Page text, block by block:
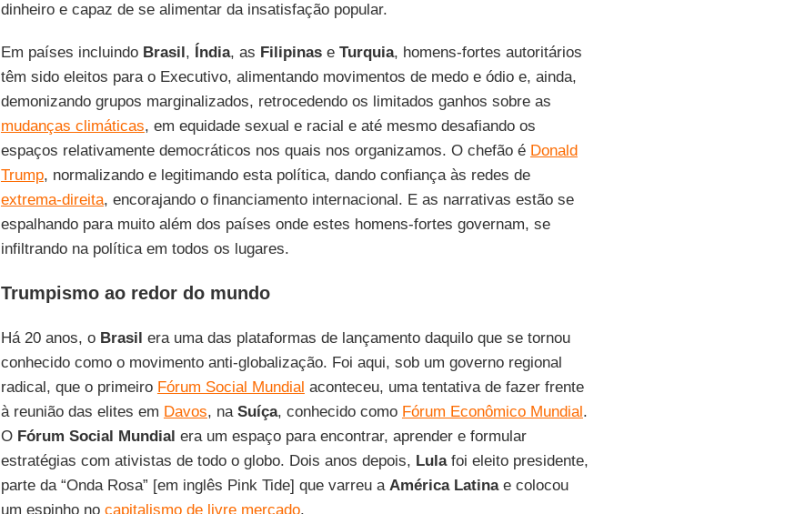
dinheiro e capaz de se alimentar da insatisfação popular.
Em países incluindo Brasil, Índia, as Filipinase Turquia, homens-fortes autoritários
têm sido eleitos para o Executivo, alimentando movimentos de medo e ódio e, ainda,
demonizando grupos marginalizados, retrocedendo os limitados ganhos sobre as
mudanças climáticas, em equidade sexual e racial e até mesmo desafiando os
espaços relativamente democráticos nos quais nos organizamos. O chefão é Donald
Trump, normalizando e legitimando esta política, dando confiança às redes de
extrema-direita, encorajando o financiamento internacional. E as narrativas estão se
espalhando para muito além dos países onde estes homens-fortes governam, se
infiltrando na política em todos os lugares.
Trumpismo ao redor do mundo
Há 20 anos, o Brasil era uma das plataformas de lançamento daquilo que se tornou
conhecido como o movimento anti-globalização. Foi aqui, sob um governo regional
radical, que o primeiro Fórum Social Mundial aconteceu, uma tentativa de fazer frente
à reunião das elites em Davos, na Suíça, conhecido como Fórum Econômico Mundial.
O Fórum Social Mundial era um espaço para encontrar, aprender e formular
estratégias com ativistas de todo o globo. Dois anos depois, Lulafoi eleito presidente,
parte da “Onda Rosa” [em inglês Pink Tide] que varreu a América Latinae colocou
um espinho no capitalismo de livre mercado.